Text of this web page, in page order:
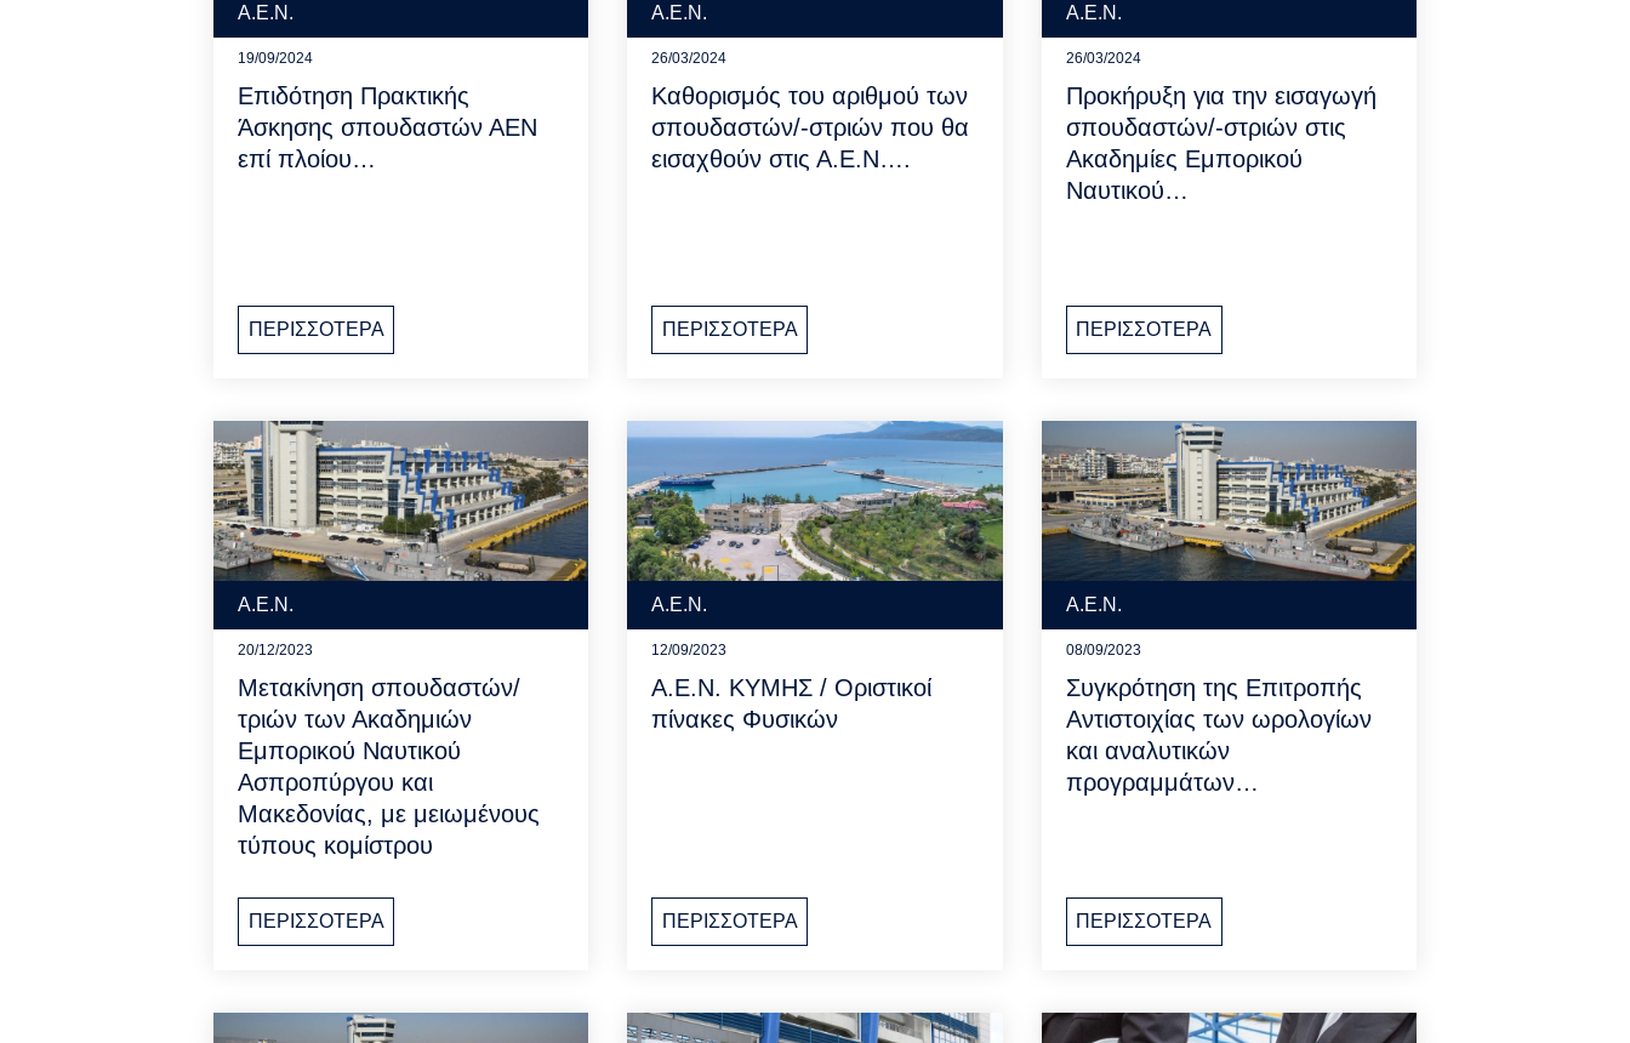
Α.Ε.Ν.
19/09/2024
Επιδότηση Πρακτικής
Άσκησης σπουδαστών ΑΕΝ
επί πλοίου…
ΠΕΡΙΣΣΟΤΕΡΑ
Α.Ε.Ν.
26/03/2024
Καθορισμός του αριθμού των
σπουδαστών/-στριών που θα
εισαχθούν στις Α.Ε.Ν….
ΠΕΡΙΣΣΟΤΕΡΑ
Α.Ε.Ν.
26/03/2024
Προκήρυξη για την εισαγωγή
σπουδαστών/-στριών στις
Ακαδημίες Εμπορικού
Ναυτικού…
ΠΕΡΙΣΣΟΤΕΡΑ
Α.Ε.Ν.
20/12/2023
Μετακίνηση σπουδαστών/
τριών των Ακαδημιών
Εμπορικού Ναυτικού
Ασπροπύργου και
Μακεδονίας, με μειωμένους
τύπους κομίστρου
ΠΕΡΙΣΣΟΤΕΡΑ
Α.Ε.Ν.
12/09/2023
Α.Ε.Ν. ΚΥΜΗΣ / Οριστικοί
πίνακες Φυσικών
ΠΕΡΙΣΣΟΤΕΡΑ
Α.Ε.Ν.
08/09/2023
Συγκρότηση της Επιτροπής
Αντιστοιχίας των ωρολογίων
και αναλυτικών
προγραμμάτων…
ΠΕΡΙΣΣΟΤΕΡΑ